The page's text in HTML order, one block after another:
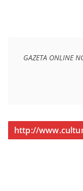
GAZETA ONLINE
http://